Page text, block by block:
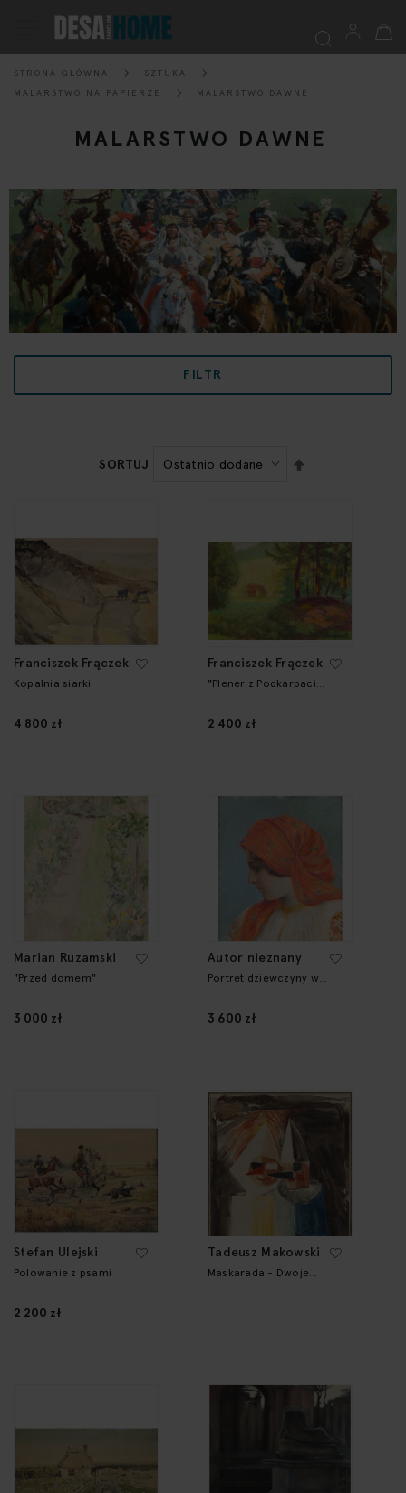
Mój
STRONA GŁÓWNA
SZTUKA
MALARSTWO NA PAPIERZE
MALARSTWO DAWNE
MALARSTWO DAWNE
SORTUJ
Franciszek Frączek
Kopalnia siarki
4 800 zł
Franciszek Frączek
"Plener z Podkarpacia
2 400 zł
Marian Ruzamski
"Przed domem"
3 000 zł
Autor nieznany
Portret dziewczyny w
3 600 zł
Stefan Ulejski
Polowanie z psami
2 200 zł
Tadeusz Makowski
Maskarada - Dwoje
FILTR